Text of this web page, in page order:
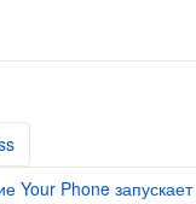
Your Phone